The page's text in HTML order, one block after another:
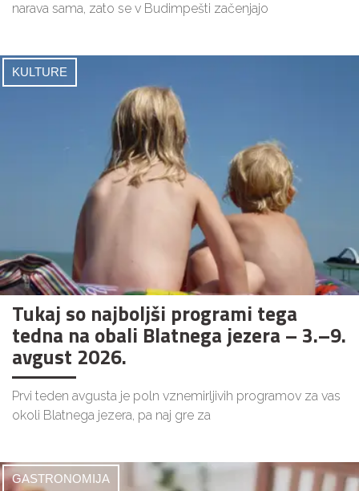
narava sama, zato se v Budimpešti začenjajo
KULTURE
Tukaj so najboljši programi tega
tedna na obali Blatnega jezera – 3.–9.
avgust 2026.
Prvi teden avgusta je poln vznemirljivih programov za vas
okoli Blatnega jezera, pa naj gre za
GASTRONOMIJA